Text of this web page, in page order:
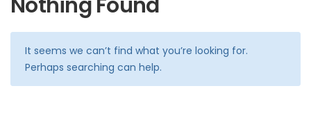
It seems we can’t find what you’re looking for.
Perhaps searching can help.